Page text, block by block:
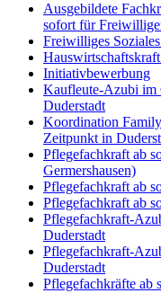
Ausgebildete
sofort für
Freiwilliges
Initiativbewerbung
Kaufleute-Azubi im
Duderstadt
Koordination
Zeitpunkt in
Pflegefachkraft ab
Germershausen)
Pflegefachkraft ab
Pflegefachkraft ab
Pflegefachkraft-
Duderstadt
Pflegefachkraft-
Duderstadt
Pflegefachkräfte ab